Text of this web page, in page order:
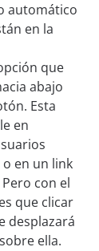
automático
en la
que
abajo
Esta
en
en un link
con el
que clicar
desplazará
ella.